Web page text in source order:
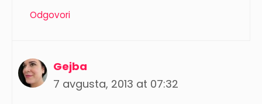
Odgovori
Gejba
7 avgusta, 2013 at 07:32